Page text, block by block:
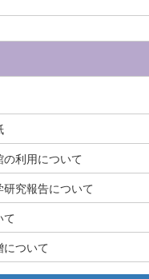
利用について
究報告について
て
について